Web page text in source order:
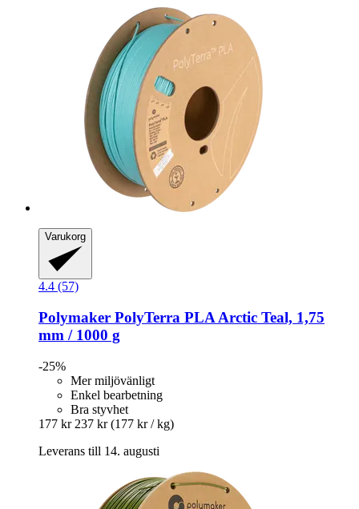
Varukorg
4.4 (57)
Polymaker PolyTerra PLA Arctic Teal, 1,75
mm / 1000 g
-25%
Mer miljövänligt
Enkel bearbetning
Bra styvhet
177 kr 237 kr (177 kr / kg)
Leverans till 14. augusti